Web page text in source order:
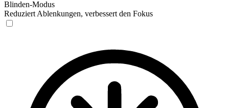
Blinden-Modus
Reduziert Ablenkungen, verbessert den Fokus